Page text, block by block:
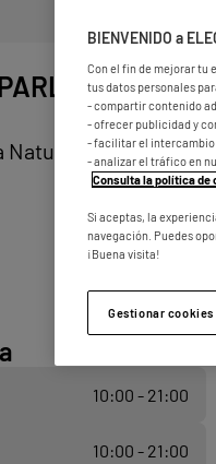
10:00 - 21:00
10:00 - 21:00
BIENVENIDO a
Con el fin de mejorar tu
tus datos personales
- compartir contenido
- ofrecer publicidad y
- facilitar el intercambio
- analizar el tráfico en
Consulta la política de
Si aceptas, la
navegación. Puedes
¡Buena visita!
Gestionar cookies